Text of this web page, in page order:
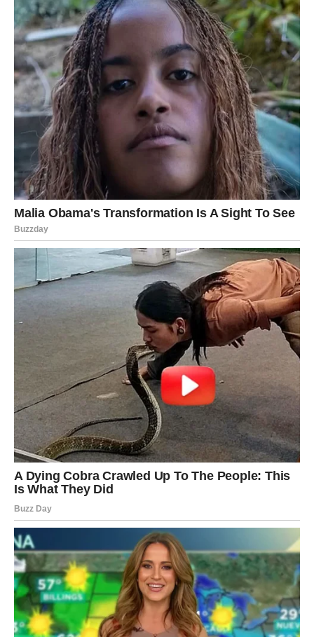
bi postati veoma važna krajem meseca.
Devica
Device će biti među najorganizovanijim znakovima tokom
ove sedmice. Upravo zahvaljujući dobroj organizaciji
uspećete da ostvarite odlične rezultate.
Moguće je unapređenje ili razgovor koji vodi ka većim
primanjima.
Ako radite privatno, očekuje vas povećan broj klijenata.
Finansijska disciplina sada postaje vaša najveća
prednost. Dok drugi budu nepotrebno trošili, vi ćete
uspeti da sačuvate novac i napravite odličan plan za
naredni period.
Jedna osoba iz prošlosti mogla bi vam ponuditi zajednički
posao. Dobro razmislite jer ta saradnja ima potencijal.
Kraj sedmice donosi osećaj sigurnosti koji vam je dugo
nedostajao.
Vaga
Pred Vagama je period važnih odluka. Više nećete želeti
da pristajete na posao koji vas iscrpljuje bez
odgovarajuće zarade.
Neki pripadnici znaka mogli bi ozbiljno razmišljati o
promeni firme ili čak profesije.
Finansije će biti promenljive, ali bez većih problema.